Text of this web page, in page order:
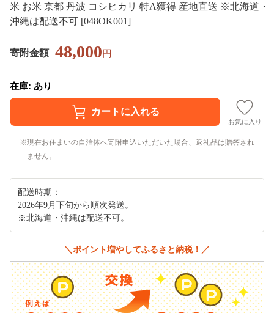
米 お米 京都 丹波 コシヒカリ 特A獲得 産地直送 ※北海道・
沖縄は配送不可 [048OK001]
寄附金額 48,000円
在庫: あり
お気に入り
現在お住まいの自治体へ寄附申込いただいた場合、返礼品は贈答され
ません。
配送時期：
2026年9月下旬から順次発送。
※北海道・沖縄は配送不可。
＼ポイント増やしてふるさと納税！／